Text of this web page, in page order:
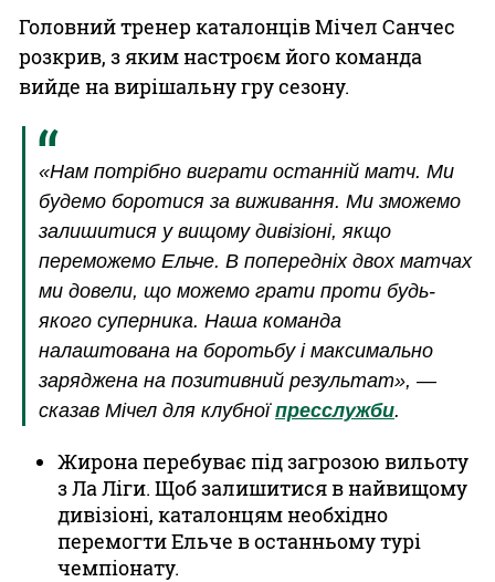
Головний тренер каталонців Мічел Санчес
розкрив, з яким настроєм його команда
вийде на вирішальну гру сезону.
«Нам потрібно виграти останній матч. Ми
будемо боротися за виживання. Ми зможемо
залишитися у вищому дивізіоні, якщо
переможемо Ельче. В попередніх двох матчах
ми довели, що можемо грати проти будь-
якого суперника. Наша команда
налаштована на боротьбу і максимально
заряджена на позитивний результат», —
сказав Мічел для клубноїпресслужби.
Жирона перебуває під загрозою вильоту
з Ла Ліги. Щоб залишитися в найвищому
дивізіоні, каталонцям необхідно
перемогти Ельче в останньому турі
чемпіонату.